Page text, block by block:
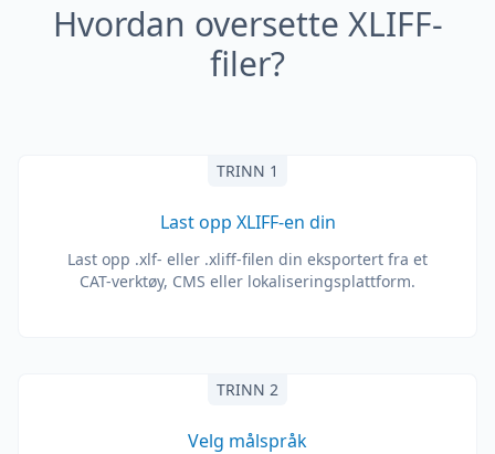
Hvordan oversette XLIFF-
filer?
TRINN 1
Last opp XLIFF-en din
Last opp .xlf- eller .xliff-filen din eksportert fra et
CAT-verktøy, CMS eller lokaliseringsplattform.
TRINN 2
Velg målspråk